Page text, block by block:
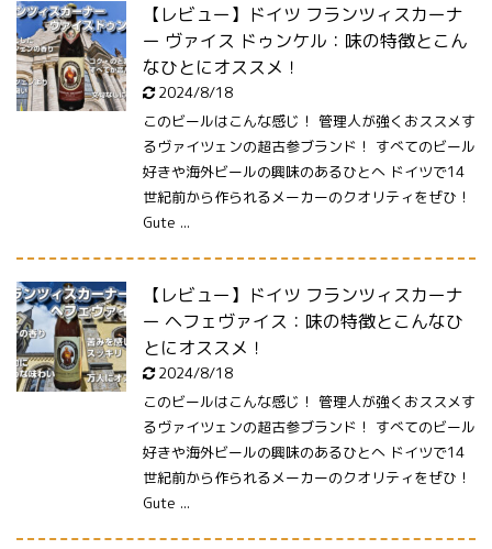
【レビュー】ドイツ フランツィスカーナ
ー ヴァイス ドゥンケル：味の特徴とこん
なひとにオススメ！
2024/8/18
このビールはこんな感じ！ 管理人が強くおススメす
るヴァイツェンの超古参ブランド！ すべてのビール
好きや海外ビールの興味のあるひとへ ドイツで14
世紀前から作られるメーカーのクオリティをぜひ！
Gute ...
【レビュー】ドイツ フランツィスカーナ
ー ヘフェヴァイス：味の特徴とこんなひ
とにオススメ！
2024/8/18
このビールはこんな感じ！ 管理人が強くおススメす
るヴァイツェンの超古参ブランド！ すべてのビール
好きや海外ビールの興味のあるひとへ ドイツで14
世紀前から作られるメーカーのクオリティをぜひ！
Gute ...